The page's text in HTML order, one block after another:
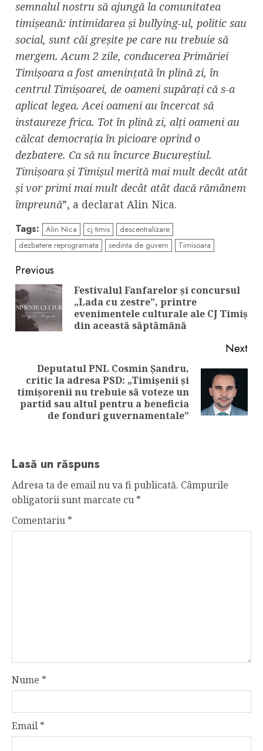
semnalul nostru să ajungă la comunitatea
timișeană: intimidarea și bullying-ul, politic sau
social, sunt căi greșite pe care nu trebuie să
mergem. Acum 2 zile, conducerea Primăriei
Timișoara a fost amenințată în plină zi, în
centrul Timișoarei, de oameni supărați că s-a
aplicat legea. Acei oameni au încercat să
instaureze frica. Tot în plină zi, alți oameni au
călcat democrația în picioare oprind o
dezbatere. Ca să nu încurce Bucureștiul.
Timișoara și Timișul merită mai mult decât atât
și vor primi mai mult decât atât dacă rămânem
împreună”, a declarat Alin Nica.
Tags: Alin Nica cj timis
descentralizare
dezbatere reprogramata
sedinta de guvern Timisoara
Continue
Reading
Previous
Festivalul Fanfarelor și concursul
„Lada cu zestre”, printre
evenimentele culturale ale CJ Timiș
din această săptămână
Next
Next
post:
Deputatul PNL Cosmin Șandru,
critic la adresa PSD: „Timișenii și
timișorenii nu trebuie să voteze un
partid sau altul pentru a beneficia
de fonduri guvernamentale”
Lasă un răspuns
Adresa ta de email nu va fi publicată. Câmpurile
obligatorii sunt marcate cu *
Comentariu *
Nume *
Email *